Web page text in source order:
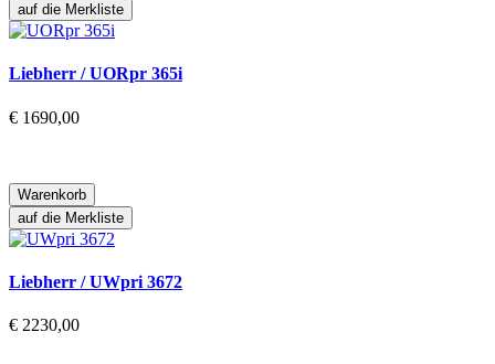
auf die Merkliste
Liebherr / UORpr 365i
€ 1690,00
Warenkorb
auf die Merkliste
Liebherr / UWpri 3672
€ 2230,00